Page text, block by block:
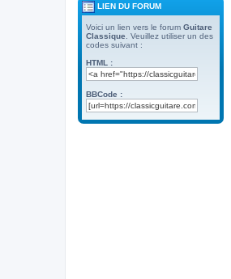
LIEN DU FORUM
Voici un lien vers le forum Guitare
Classique . Veuillez utiliser un des
codes suivant :
HTML :
BBCode :